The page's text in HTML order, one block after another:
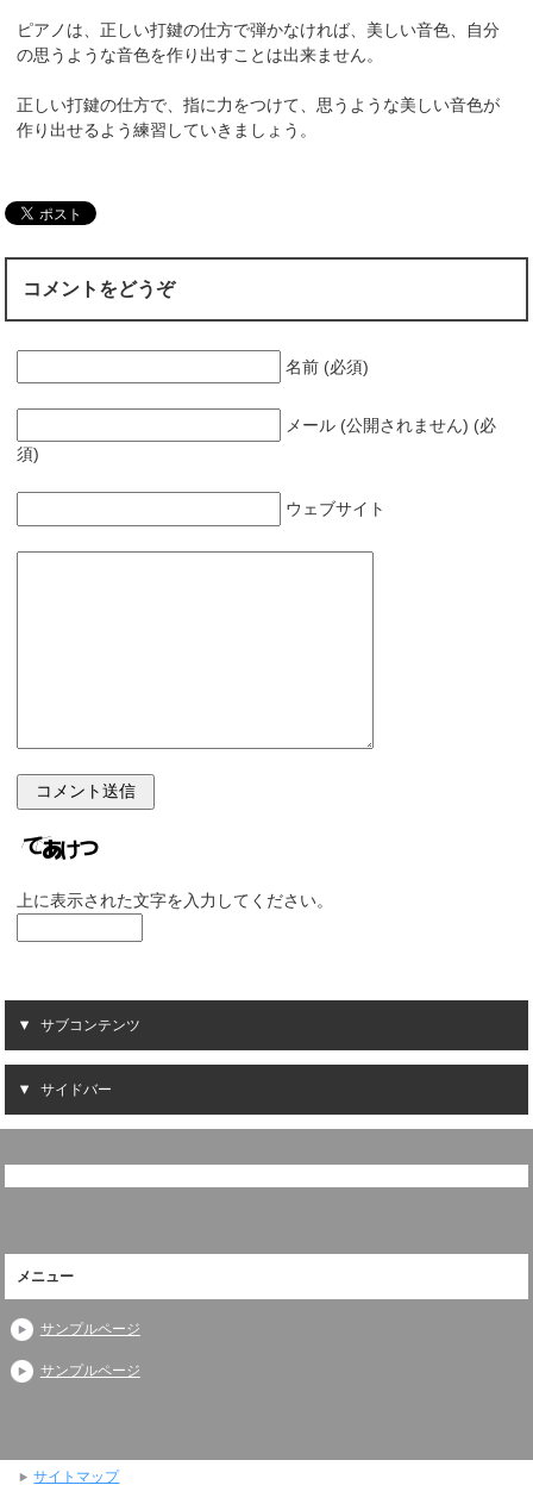
ピアノは、正しい打鍵の仕方で弾かなければ、美しい音色、自分
の思うような音色を作り出すことは出来ません。
正しい打鍵の仕方で、指に力をつけて、思うような美しい音色が
作り出せるよう練習していきましょう。
コメントをどうぞ
名前 (必須)
メール (公開されません) (必
須)
ウェブサイト
上に表示された文字を入力してください。
サブコンテンツ
サイドバー
メニュー
サンプルページ
サンプルページ
サイトマップ